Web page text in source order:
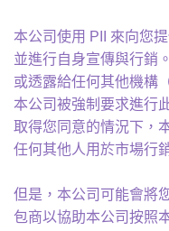
本公司使用 PII 來向您
並進行自身宣傳與行銷
或透露給任何其他機構
本公司被強制要求進行
取得您同意的情況下，
任何其他人用於市場行
但是，本公司可能會將
包商以協助本公司按照